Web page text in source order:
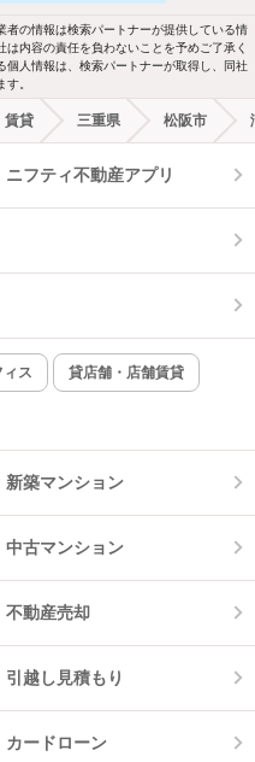
ペット相談
独立洗面台
都市ガス
オートロック
インターネット無料
者の情報は検索パートナーが提供している情
内容の責任を負わないことを予めご了承く
人情報は、検索パートナーが取得し、同社
。
賃貸 三重県 松阪市
ニフティ不動産アプリ
ス 貸店舗・店舗賃貸
新築マンション
中古マンション
不動産売却
引越し見積もり
カードローン